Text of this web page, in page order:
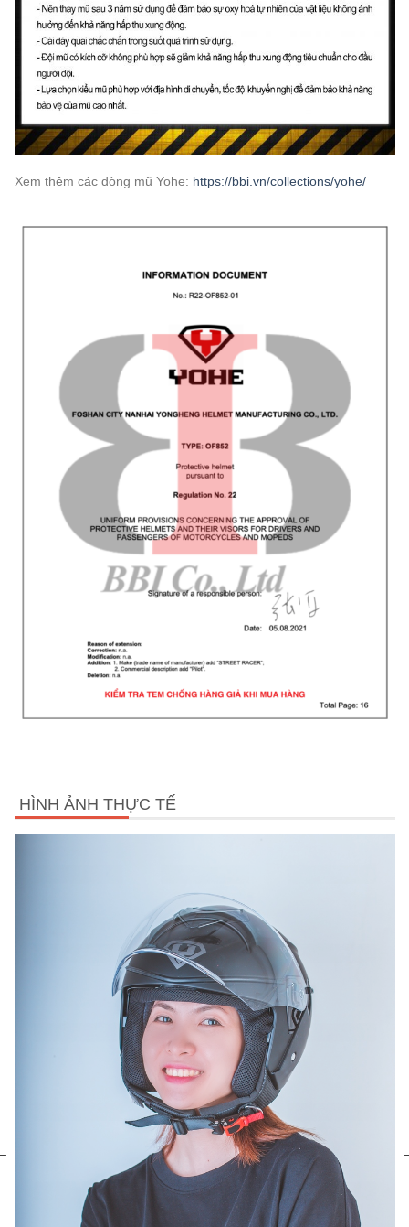
Xem thêm các dòng mũ Yohe: https://bbi.vn/collections/yohe/
HÌNH ẢNH THỰC TẾ